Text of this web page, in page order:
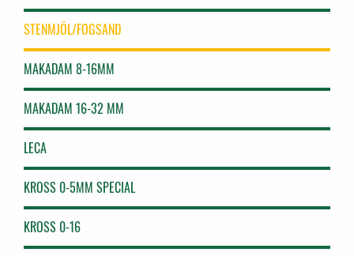
STENMJÖL/FOGSAND
MAKADAM 8-16MM
MAKADAM 16-32 MM
LECA
KROSS 0-5MM SPECIAL
KROSS 0-16